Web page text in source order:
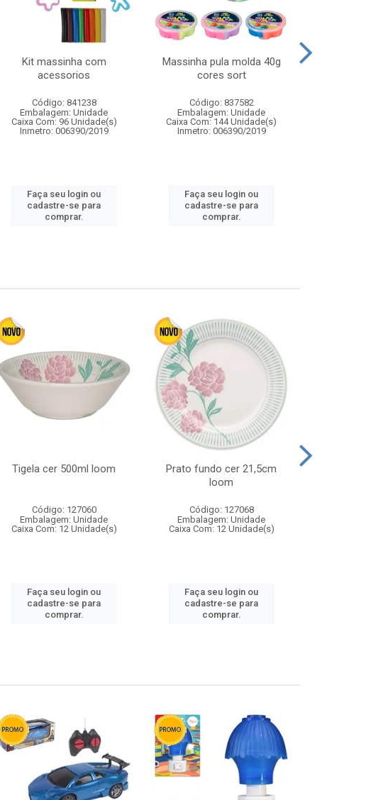
Kit massinha com
acessorios
Código: 841238
Embalagem: Unidade
Caixa Com: 96 Unidade(s)
Inmetro: 006390/2019
Faça seu login ou
cadastre-se para
comprar.
Massinha pula molda 40g
cores sort
Código: 837582
Embalagem: Unidade
Caixa Com: 144 Unidade(s)
Inmetro: 006390/2019
Faça seu login ou
cadastre-se para
comprar.
Tigela cer 500ml loom
Código: 127060
Embalagem: Unidade
Caixa Com: 12 Unidade(s)
Faça seu login ou
cadastre-se para
comprar.
Prato fundo cer 21,5cm
loom
Código: 127068
Embalagem: Unidade
Caixa Com: 12 Unidade(s)
Faça seu login ou
cadastre-se para
comprar.